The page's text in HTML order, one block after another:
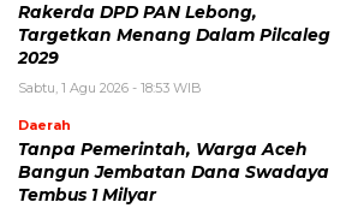
Rakerda DPD PAN Lebong,
Targetkan Menang Dalam Pilcaleg
2029
Sabtu, 1 Agu 2026 - 18:53 WIB
Daerah
Tanpa Pemerintah, Warga Aceh
Bangun Jembatan Dana Swadaya
Tembus 1 Milyar